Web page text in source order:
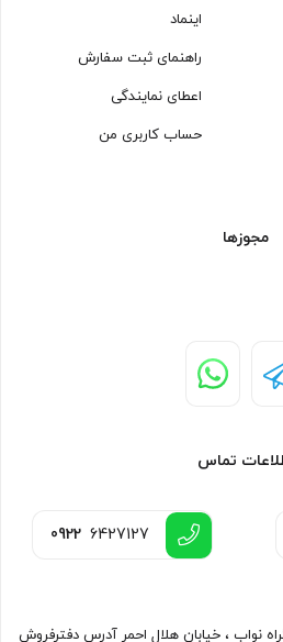
اینماد
راهنمای ثبت سفارش
اعطای نمایندگی
حساب کاربری من
مجوزها
تماس
0922 6427127
نواب ، خیابان هلال احمر آدرس دفترفروش